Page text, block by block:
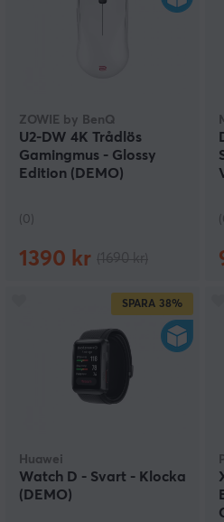
ZOWIE by BenQ
U2-DW 4K Trådlös
Gamingmus - Glossy
Edition (DEMO)
(0)
1390 kr
SPARA 38%
Huawei
Watch D - Svart - Klocka
(DEMO)